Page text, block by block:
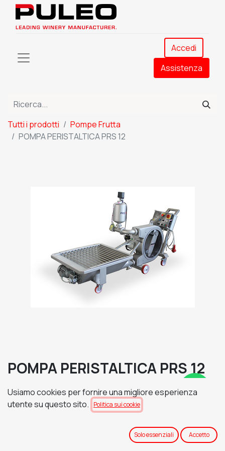
Accedi
Assistenza​
Tutti i prodotti
Pompe Frutta
POMPA PERISTALTICA PRS 12
POMPA PERISTALTICA PRS 12
TENSIONE DI ALIMENTAZIONE
Usiamo cookies per fornire una migliore esperienza
utente su questo sito.
Politica sui cookie
Solo essenziali Accetto